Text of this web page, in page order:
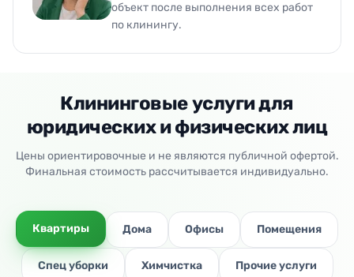
объект после выполнения всех работ
по клинингу.
Клининговые услуги для
юридических и физических лиц
Цены ориентировочные и не являются публичной офертой.
Финальная стоимость рассчитывается индивидуально.
Квартиры Дома Офисы Помещения
Спец уборки Химчистка Прочие услуги